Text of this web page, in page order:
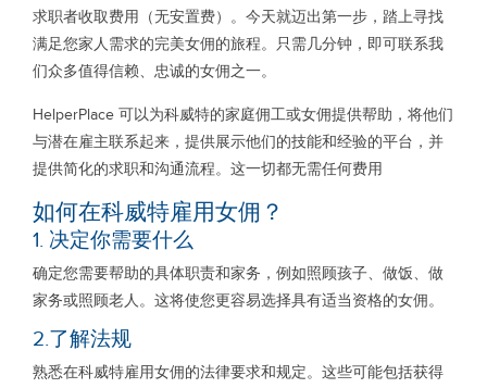
求职者收取费用（无安置费）。今天就迈出第一步，踏上寻找
满足您家人需求的完美女佣的旅程。只需几分钟，即可联系我
们众多值得信赖、忠诚的女佣之一。
HelperPlace 可以为科威特的家庭佣工或女佣提供帮助，将他们
与潜在雇主联系起来，提供展示他们的技能和经验的平台，并
提供简化的求职和沟通流程。这一切都无需任何费用
如何在科威特雇用女佣？
1. 决定你需要什么
确定您需要帮助的具体职责和家务，例如照顾孩子、做饭、做
家务或照顾老人。这将使您更容易选择具有适当资格的女佣。
2.了解法规
熟悉在科威特雇用女佣的法律要求和规定。这些可能包括获得